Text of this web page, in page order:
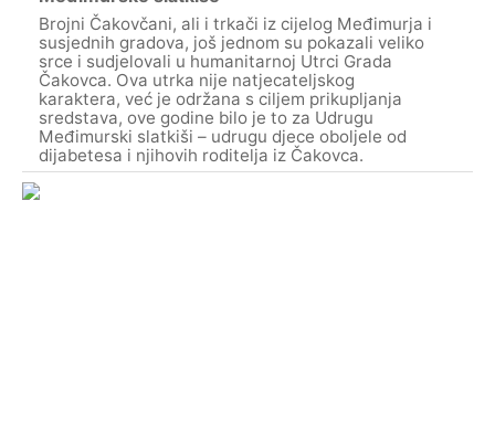
Brojni Čakovčani, ali i trkači iz cijelog Međimurja i
susjednih gradova, još jednom su pokazali veliko
srce i sudjelovali u humanitarnoj Utrci Grada
Čakovca. Ova utrka nije natjecateljskog
karaktera, već je održana s ciljem prikupljanja
sredstava, ove godine bilo je to za Udrugu
Međimurski slatkiši – udrugu djece oboljele od
dijabetesa i njihovih roditelja iz Čakovca.